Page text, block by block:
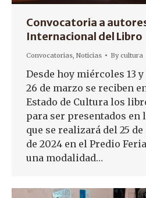
Convocatoria a
Internacional del Libro
Convocatorias, Noticias Bycultura
Desde hoy miércoles 13
26 de marzo se reciben
Estado de Cultura los
para ser presentados en
que se realizará del 25
de 2024 en el Predio
una modalidad…